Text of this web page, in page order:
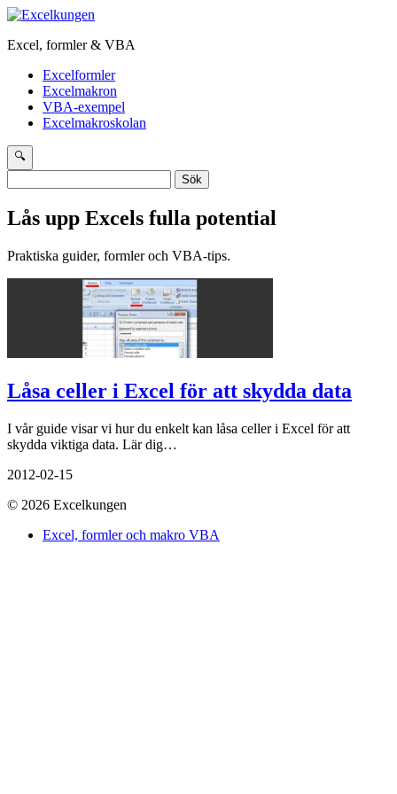
Excel, formler & VBA
Excelformler
Excelmakron
VBA-exempel
Excelmakroskolan
🔍
efter:
Lås upp Excels fulla potential
Praktiska guider, formler och VBA-tips.
Låsa celler i Excel för att skydda data
I vår guide visar vi hur du enkelt kan låsa celler i Excel för att
skydda viktiga data. Lär dig…
2012-02-15
© 2026 Excelkungen
Excel, formler och makro VBA